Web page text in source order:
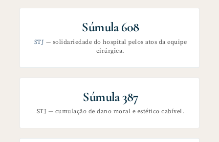
Súmula 608
STJ — solidariedade do hospital pelos atos da equipe
cirúrgica.
Súmula 387
STJ — cumulação de dano moral e estético cabível.